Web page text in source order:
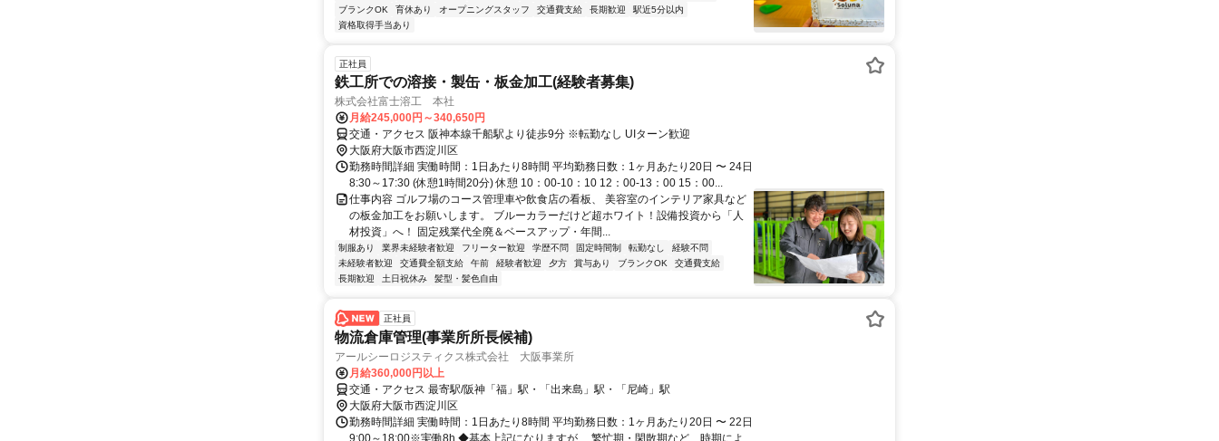
ブランクOK
育休あり オープニングスタッフ 交通費支給 長期歓迎
駅近5分以内
資格取得手当あり
正社員
鉄工所での溶接・製缶・板金加工(経験者募集)
株式会社富士溶工 本社
月給245,000円～340,650円
交通・アクセス 阪神本線千船駅より徒歩9分 ※転勤なし UIターン歓迎
大阪府大阪市西淀川区
勤務時間詳細 実働時間：1日あたり8時間 平均勤務日数：1ヶ月あたり20日 〜 24日
8:30～17:30 (休憩1時間20分) 休憩 10：00-10：10 12：00-13：00 15：00...
仕事内容 ゴルフ場のコース管理車や飲食店の看板、 美容室のインテリア家具など
の板金加工をお願いします。 ブルーカラーだけど超ホワイト！設備投資から「人
材投資」へ！ 固定残業代全廃＆ベースアップ・年間...
制服あり 業界未経験者歓迎 フリーター歓迎 学歴不問 固定時間制 転勤なし
経験不問
未経験者歓迎
交通費全額支給 午前 経験者歓迎 夕方 賞与あり ブランクOK
交通費支給
長期歓迎
土日祝休み 髪型・髪色自由
正社員
物流倉庫管理(事業所所長候補)
アールシーロジスティクス株式会社 大阪事業所
月給360,000円以上
交通・アクセス 最寄駅/阪神「福」駅・「出来島」駅・「尼崎」駅
大阪府大阪市西淀川区
勤務時間詳細 実働時間：1日あたり8時間 平均勤務日数：1ヶ月あたり20日 〜 22日
9:00～18:00※実働8h ◆基本上記になりますが、 繁忙期・閑散期など、時期によ